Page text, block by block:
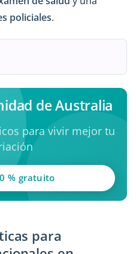
policiales.
de Australia
para vivir mejor tu
% gratuito
para